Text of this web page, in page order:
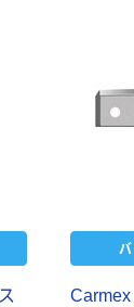
ス
Carmex
100% 6ロール
リサイクル100
（税込）